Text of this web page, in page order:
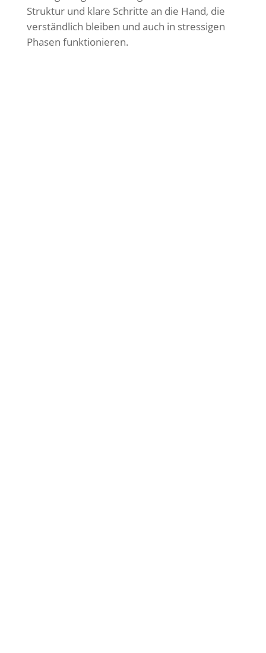
Struktur und klare Schritte an die Hand, die
verständlich bleiben und auch in stressigen
Phasen funktionieren.